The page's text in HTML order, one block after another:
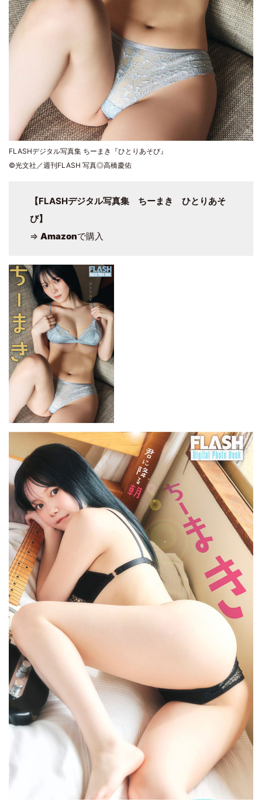
FLASHデジタル写真集 ちーまき『ひとりあそび』
©光文社／週刊FLASH 写真◎高橋慶佑
【FLASHデジタル写真集 ちーまき ひとりあそ
び】
⇒ Amazonで購入